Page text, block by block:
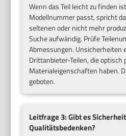
Wenn das Teil leicht zu finden
Modellnummer passt, spricht
seltenen oder nicht mehr
Suche aufwändig. Prüfe
Abmessungen. Unsicherheiten
Drittanbieter-Teilen, die optisch
Materialeigenschaften haben.
geboten.
Leitfrage 3: Gibt es
Qualitätsbedenken?